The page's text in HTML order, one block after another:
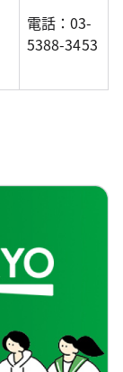
電話：03-
5388-3453